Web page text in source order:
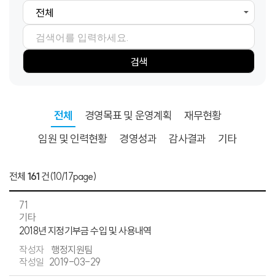
검색
전체 경영목표 및 운영계획
재무현황
임원 및 인력현황
경영성과 감사결과 기타
전체 161 건(10/17page)
71
기타
2018년 지정기부금 수입 및 사용내역
행정지원팀
2019-03-29